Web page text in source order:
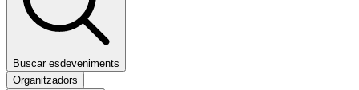
Buscar esdeveniments
Organitzadors